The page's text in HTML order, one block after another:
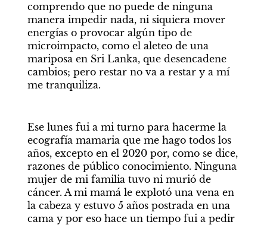
comprendo que no puede de ninguna
manera impedir nada, ni siquiera mover
energías o provocar algún tipo de
microimpacto, como el aleteo de una
mariposa en Sri Lanka, que desencadene
cambios; pero restar no va a restar y a mí
me tranquiliza.
Ese lunes fui a mi turno para hacerme la
ecografía mamaria que me hago todos los
años, excepto en el 2020 por, como se dice,
razones de público conocimiento. Ninguna
mujer de mi familia tuvo ni murió de
cáncer. A mi mamá le explotó una vena en
la cabeza y estuvo 5 años postrada en una
cama y por eso hace un tiempo fui a pedir